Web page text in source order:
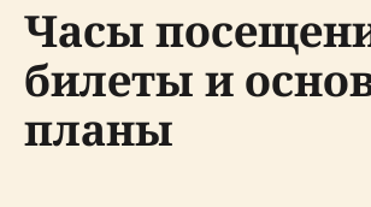
Часы
билеты и
планы